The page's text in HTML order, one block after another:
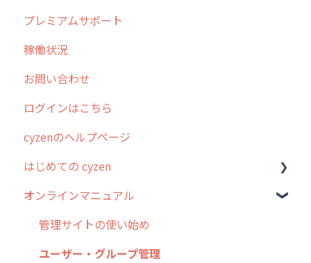
清掃
不動産
障害情報
リリース
2026年のリリース情報
2025年のリリース情報
2024年のリリース情報
2023年のリリース情報
過去のリリース
2019年までのリリース情報
お客様の声を実現しました
プレミアムサポート
稼働状況
お問い合わせ
ログインはこちら
cyzenのヘルプページ
はじめての cyzen
0. はじめてのcyzenの使い方
1. cyzenについて知ろう
2. 主要機能の概要
オンラインマニュアル
管理サイトの使い始め
ユーザー・グループ管理